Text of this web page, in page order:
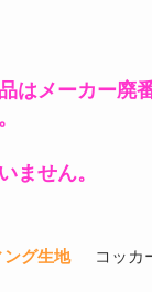
はメーカー廃
ません。
グ生地 コッカ